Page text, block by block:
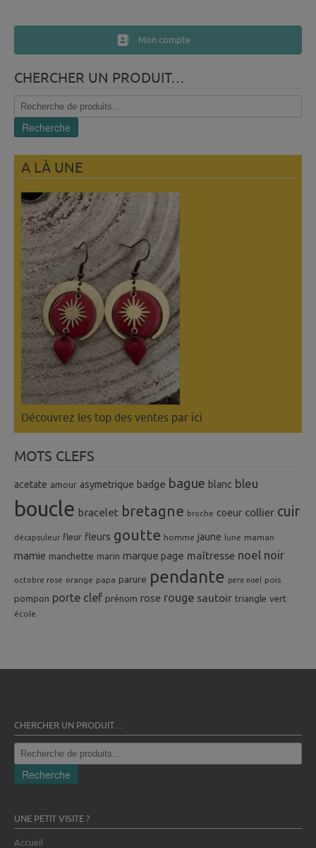
Mon compte
CHERCHER UN PRODUIT…
Recherche
pour :
Recherche
A LÀ UNE
Découvrez les top des ventes par ici
MOTS CLEFS
acetate amour asymetrique badge bague blanc bleu
boucle bracelet bretagne broche coeur collier cuir
décapsuleur fleur fleurs goutte homme jaune lune maman
mamie manchette marin marque page maîtresse noel noir
octobre rose orange papa parure pendante pere noel pois
pompon porte clef prénom rose rouge sautoir triangle vert
école
CHERCHER UN PRODUIT…
Recherche
pour :
Recherche
UNE PETIT VISITE ?
Accueil